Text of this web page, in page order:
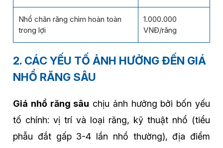
Nhổ chân răng chìm hoàn toàn
trong lợi
1.000.000
VNĐ/răng
2. CÁC YẾU TỐ ẢNH HƯỞNG ĐẾN GIÁ
NHỔ RĂNG SÂU
Giá nhổ răng sâu chịu ảnh hưởng bởi bốn yếu
tố chính: vị trí và loại răng, kỹ thuật nhổ (tiểu
phẫu đắt gấp 3-4 lần nhổ thường), địa điểm